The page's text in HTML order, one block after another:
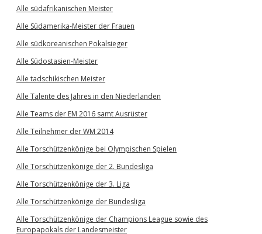
Alle südafrikanischen Meister
Alle Südamerika-Meister der Frauen
Alle südkoreanischen Pokalsieger
Alle Südostasien-Meister
Alle tadschikischen Meister
Alle Talente des Jahres in den Niederlanden
Alle Teams der EM 2016 samt Ausrüster
Alle Teilnehmer der WM 2014
Alle Torschützenkönige bei Olympischen Spielen
Alle Torschützenkönige der 2. Bundesliga
Alle Torschützenkönige der 3. Liga
Alle Torschützenkönige der Bundesliga
Alle Torschützenkönige der Champions League sowie des
Europapokals der Landesmeister